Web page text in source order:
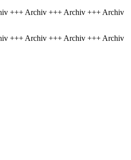
+++ Archiv +++ Archiv +++ Archiv
+++ Archiv +++ Archiv +++ Archiv